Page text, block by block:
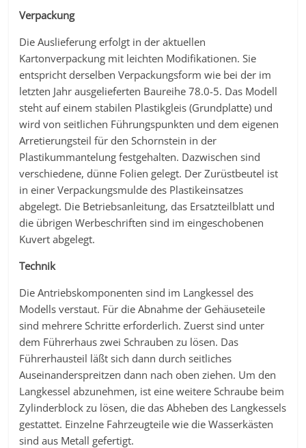
Verpackung
Die Auslieferung erfolgt in der aktuellen
Kartonverpackung mit leichten Modifikationen. Sie
entspricht derselben Verpackungsform wie bei der im
letzten Jahr ausgelieferten Baureihe 78.0-5. Das Modell
steht auf einem stabilen Plastikgleis (Grundplatte) und
wird von seitlichen Führungspunkten und dem eigenen
Arretierungsteil für den Schornstein in der
Plastikummantelung festgehalten. Dazwischen sind
verschiedene, dünne Folien gelegt. Der Zurüstbeutel ist
in einer Verpackungsmulde des Plastikeinsatzes
abgelegt. Die Betriebsanleitung, das Ersatzteilblatt und
die übrigen Werbeschriften sind im eingeschobenen
Kuvert abgelegt.
Technik
Die Antriebskomponenten sind im Langkessel des
Modells verstaut. Für die Abnahme der Gehäuseteile
sind mehrere Schritte erforderlich. Zuerst sind unter
dem Führerhaus zwei Schrauben zu lösen. Das
Führerhausteil läßt sich dann durch seitliches
Auseinanderspreitzen dann nach oben ziehen. Um den
Langkessel abzunehmen, ist eine weitere Schraube beim
Zylinderblock zu lösen, die das Abheben des Langkessels
gestattet. Einzelne Fahrzeugteile wie die Wasserkästen
sind aus Metall gefertigt.